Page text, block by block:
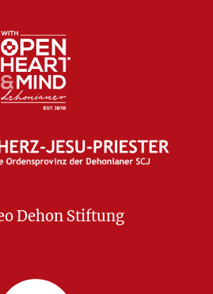
Dehon Stiftung